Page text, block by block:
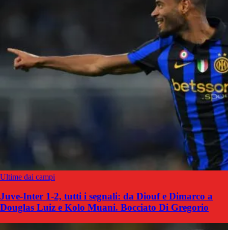
Ultime dai campi
Juve-Inter 1-2, tutti i segnali: da Diouf e Dimarco a
Douglas Luiz e Kolo Muani. Bocciato Di Gregorio